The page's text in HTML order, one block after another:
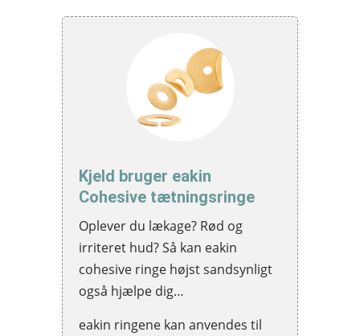
Kjeld bruger eakin
Cohesive tætningsringe
Oplever du lækage? Rød og
irriteret hud? Så kan eakin
cohesive ringe højst sandsynligt
også hjælpe dig…
eakin ringene kan anvendes til